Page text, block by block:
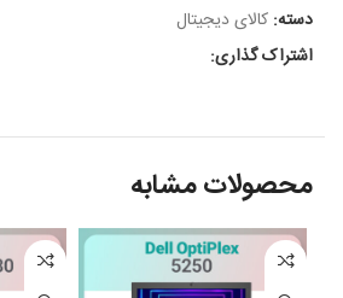
دسته: کالای دیجیتال
اشتراک گذاری:
محصولات مشابه